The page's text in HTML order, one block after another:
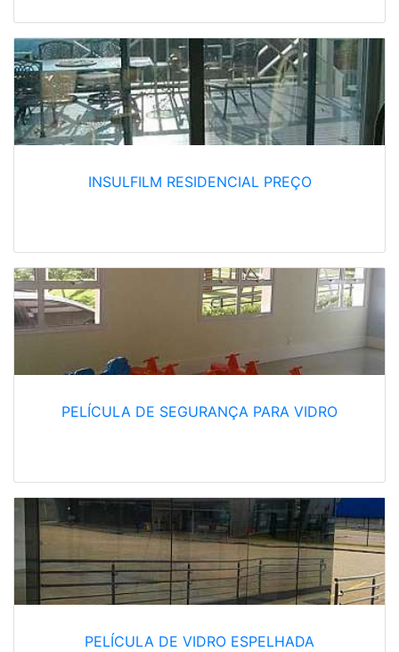
INSULFILM RESIDENCIAL PREÇO
PELÍCULA DE SEGURANÇA PARA VIDRO
PELÍCULA DE VIDRO ESPELHADA